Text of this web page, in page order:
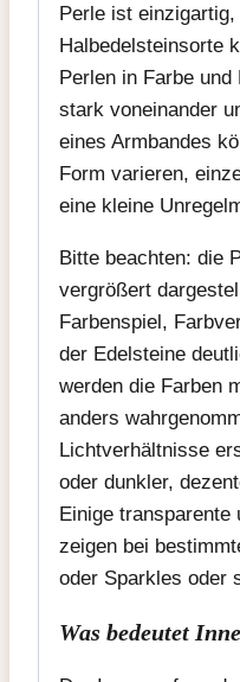
Perle ist einzigartig,
Halbedelsteinsorte
Perlen in Farbe
stark voneinander
eines Armbandes
Form varieren,
eine kleine
Bitte beachten: die
vergrößert
Farbenspiel,
der Edelsteine
werden die Farben
anders
Lichtverhältnisse
oder dunkler,
Einige transparente
zeigen bei
oder Sparkles oder
Was bedeutet